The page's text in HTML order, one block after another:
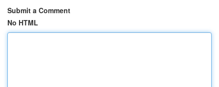
Submit a Comment
No HTML